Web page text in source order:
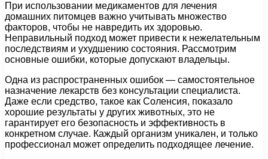
При использовании медикаментов для лечения
домашних питомцев важно учитывать множество
факторов, чтобы не навредить их здоровью.
Неправильный подход может привести к нежелательным
последствиям и ухудшению состояния. Рассмотрим
основные ошибки, которые допускают владельцы.
Одна из распространенных ошибок — самостоятельное
назначение лекарств без консультации специалиста.
Даже если средство, такое как Соленсия, показало
хорошие результаты у других животных, это не
гарантирует его безопасность и эффективность в
конкретном случае. Каждый организм уникален, и только
профессионал может определить подходящее лечение.